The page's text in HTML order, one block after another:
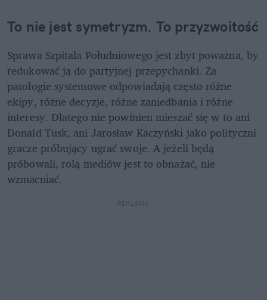
To nie jest symetryzm. To przyzwoitość
Sprawa Szpitala Południowego jest zbyt poważna, by
redukować ją do partyjnej przepychanki. Za
patologie systemowe odpowiadają często różne
ekipy, różne decyzje, różne zaniedbania i różne
interesy. Dlatego nie powinien mieszać się w to ani
Donald Tusk, ani Jarosław Kaczyński jako polityczni
gracze próbujący ugrać swoje. A jeżeli będą
próbowali, rolą mediów jest to obnażać, nie
wzmacniać.
REKLAMA